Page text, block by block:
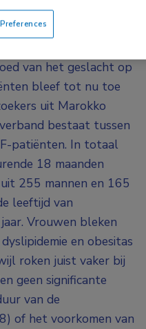
(HFrEF)
vrouwen, maar er
van het geslacht op
bleef tot nu toe
uit Marokko
bestaat tussen
patiënten. In totaal
18 maanden
255 mannen en 165
leeftijd van
Vrouwen bleken
en obesitas
roken juist vaker bij
geen significante
van de
of het voorkomen van